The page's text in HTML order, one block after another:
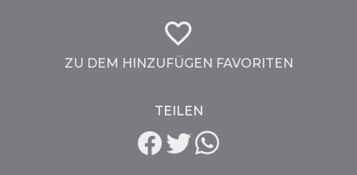
ZU DEM HINZUFÜGEN FAVORITEN
TEILEN